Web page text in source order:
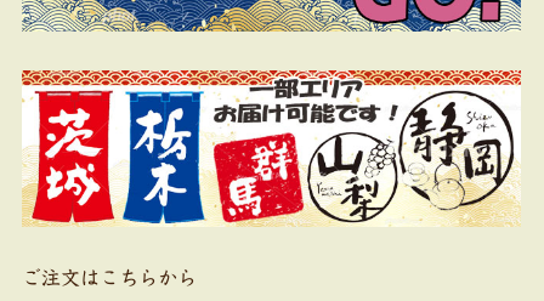
ご注文はこちらから